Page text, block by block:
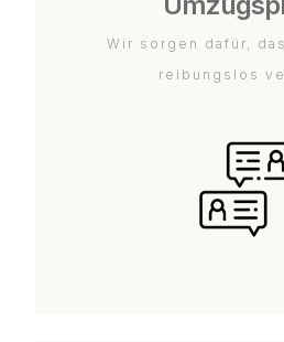
Wir sorgen dafür,
reibungslos